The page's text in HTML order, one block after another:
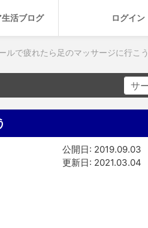
活ブログ ログイン
ルで疲れたら足のマッサージに行こう
公開日: 2019.09.03
更新日: 2021.03.04